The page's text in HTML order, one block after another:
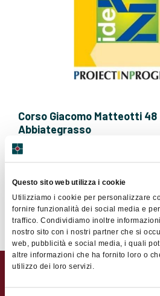
Questo sito web utilizza i cookie
Utilizziamo i cookie per personalizzare
fornire funzionalità dei social media e
traffico. Condividiamo inoltre
nostro sito con i nostri partner che si
web, pubblicità e social media, i quali
altre informazioni che ha fornito loro o
utilizzo dei loro servizi.
Corso Giacomo Matteotti 48
Abbiategrasso
02-9462227
Sito Web
Contatta il
Contatta